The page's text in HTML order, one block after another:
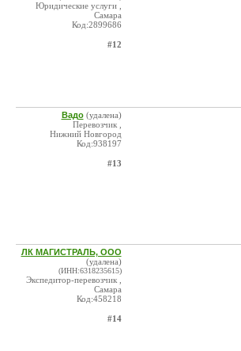
Юридические услуги ,
Самара
Код:2899686
#12
Вадо (удалена)
Перевозчик ,
Нижний Новгород
Код:938197
#13
ЛК МАГИСТРАЛЬ, ООО
(удалена)
(ИНН:6318235615)
Экспедитор-перевозчик ,
Самара
Код:458218
#14